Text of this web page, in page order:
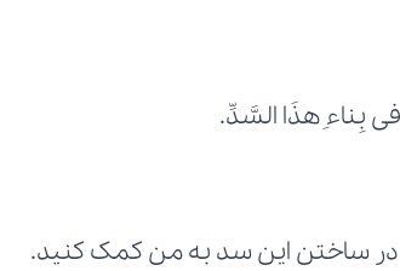
بِناءِ هذَا السَّدِّ.
ساختن این سد به من کمک کنید.